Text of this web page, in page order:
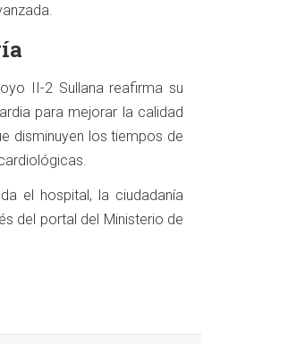
II-2 Sullana reafirma su
para mejorar la calidad
disminuyen los tiempos de
el hospital, la ciudadanía
del portal del Ministerio de